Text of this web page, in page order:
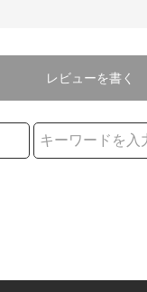
レビューを書く